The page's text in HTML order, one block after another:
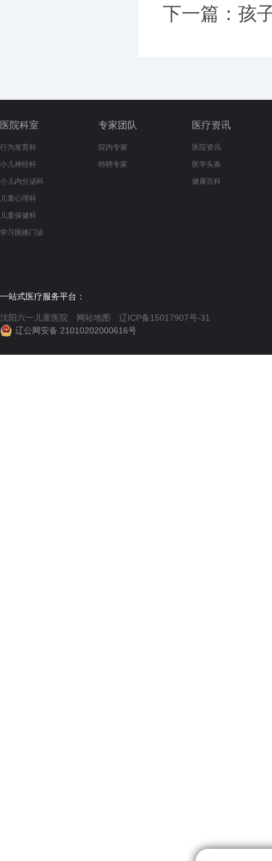
下一篇： 孩
医院科室
行为发育科
小儿神经科
小儿内分泌科
儿童心理科
儿童保健科
学习困难门诊
专家团队
院内专家
特聘专家
医疗资讯
医院资讯
医学头条
健康百科
一站式医疗服务平台：
沈阳六一儿童医院 网站地图
辽ICP备15017907号-31
辽公网安备 21010202000616号